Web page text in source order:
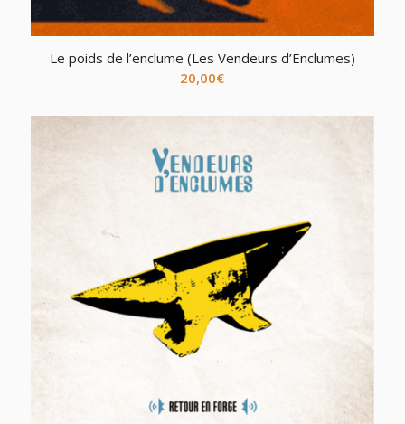
Le poids de l’enclume (Les Vendeurs d’Enclumes)
20,00€